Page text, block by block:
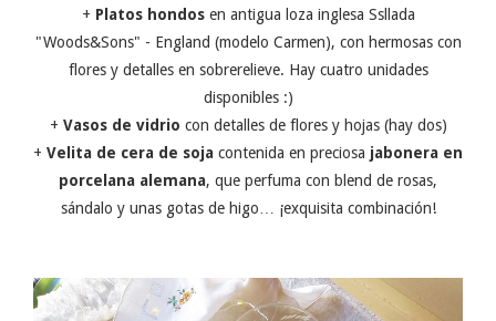
+ Platos hondosen antigua loza inglesa Ssllada
"Woods&Sons" - England (modelo Carmen), con hermosas con
flores y detalles en sobrerelieve. Hay cuatro unidades
disponibles :)
+ Vasos de vidrio con detalles de flores y hojas (hay dos)
+ Velita de cera de soja contenida en preciosa jabonera en
porcelana alemana, que perfuma con blend de rosas,
sándalo y unas gotas de higo… ¡exquisita combinación!